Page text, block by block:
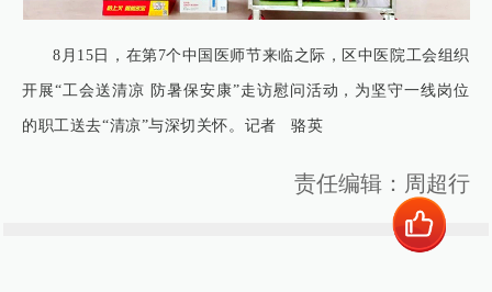
8月15日，在第7个中国医师节来临之际，区中医院工会组织
开展“工会送清凉 防暑保安康”走访慰问活动，为坚守一线岗位
的职工送去“清凉”与深切关怀。记者 骆英
责任编辑：周超行